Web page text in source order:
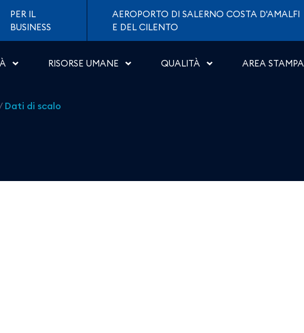
PER IL
BUSINESS
AEROPORTO DI SALERNO COSTA D'AMALFI
E DEL CILENTO
RISORSE UMANE QUALITÀ AREA STAMPA
Dati di scalo